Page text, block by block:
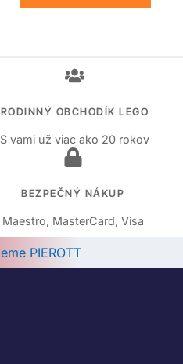
RODINNÝ OBCHODÍK LEGO
S vami už viac ako 20 rokov
BEZPEČNÝ NÁKUP
Maestro, MasterCard, Visa